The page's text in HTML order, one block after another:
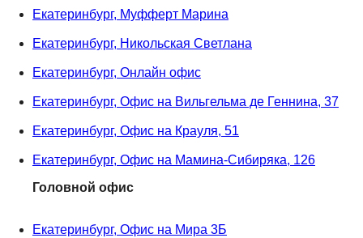
Екатеринбург, Муфферт Марина
Екатеринбург, Никольская Светлана
Екатеринбург, Онлайн офис
Екатеринбург, Офис на Вильгельма де Геннина, 37
Екатеринбург, Офис на Крауля, 51
Екатеринбург, Офис на Мамина-Сибиряка, 126
Головной офис
Екатеринбург, Офис на Мира 3Б